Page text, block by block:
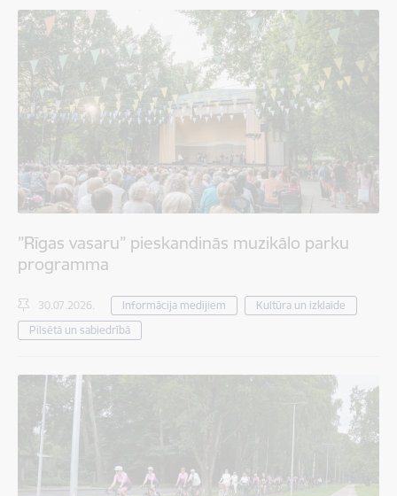
”Rīgas vasaru” pieskandinās muzikālo parku
programma
30.07.2026. Informācija medijiem
Kultūra un izklaide
Pilsētā un sabiedrībā